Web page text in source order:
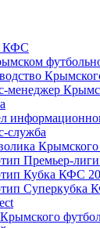
КФС
менеджер
служба
Крымского
Премьер-
Кубка КФС
Суперкубка